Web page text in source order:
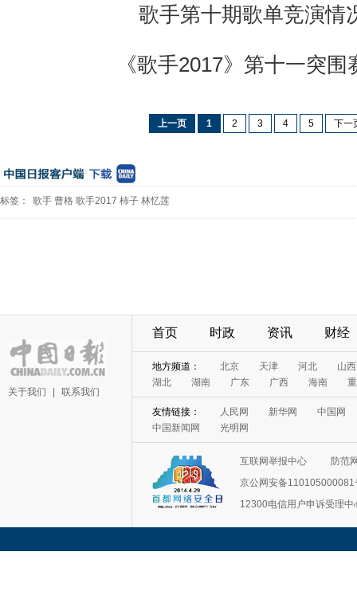
《歌手2017》第十一突围
上一页 1 2 3 4 5 下一
标签： 歌手 曹格 歌手2017 柿子 林忆莲
关于我们 联系我们
首页 时政 资讯 财经
地方频道： 北京 天津 河北
山西
湖北
湖南 广东 广西 海南
友情链接： 人民网 新华网
中国网
中国新闻网
光明网
互联网举报中心
防范
京公网安备110105000081
12300电信用户申诉受理中